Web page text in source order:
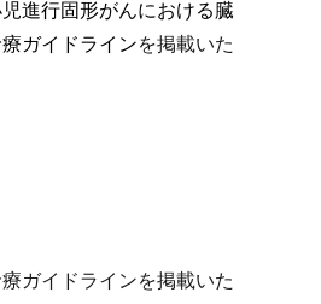
進行固形がんにおける臓
ガイドラインを掲載いた
療ガイドラインを掲載いた